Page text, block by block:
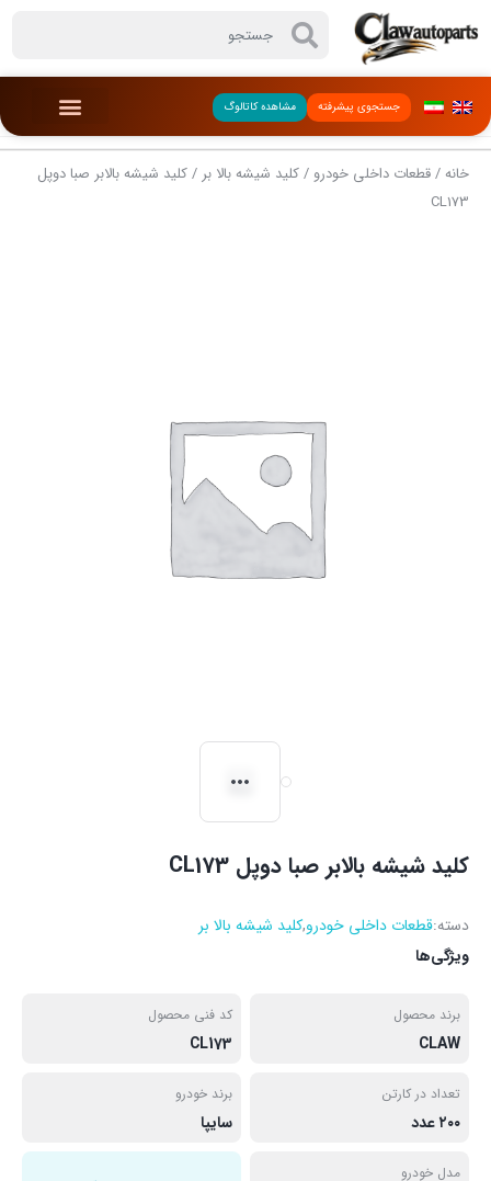
جستجوی پیشرفته مشاهده کاتالوگ
خانه/قطعات داخلی خودرو /کلید شیشه بالا بر / کلید شیشه بالابر صبا دوپل
CL173
کلید شیشه بالابر صبا دوپل CL173
دسته:قطعات داخلی خودرو,کلید شیشه بالا بر
ویژگی‌ها
برند محصول
CLAW
کد فنی محصول
CL173
تعداد در کارتن
۲۰۰ عدد
برند خودرو
سایپا
مدل خودرو